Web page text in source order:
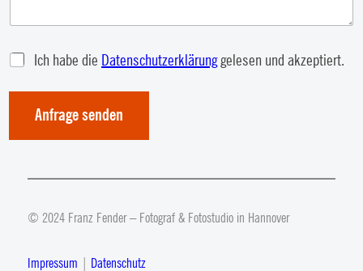
Ich habe die Datenschutzerklärunggelesen und akzeptiert.
Anfrage senden
© 2024 Franz Fender – Fotograf & Fotostudio in Hannover
Impressum Datenschutz